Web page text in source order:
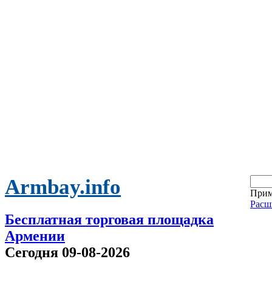
Armbay.info
Бесплатная торговая площадка
Армении
Сегодня 09-08-2026